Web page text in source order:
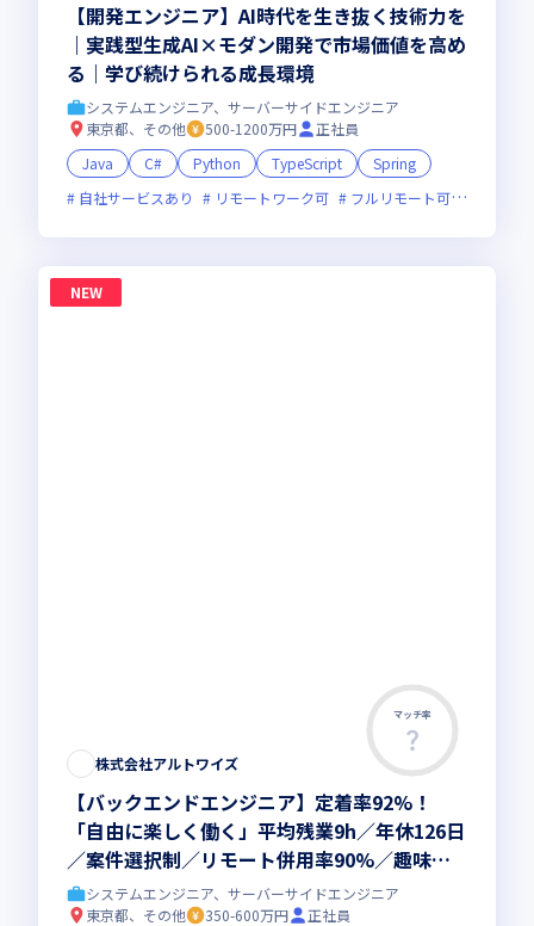
【開発エンジニア】AI時代を生き抜く技術力を
｜実践型生成AI×モダン開発で市場価値を高め
る｜学び続けられる成長環境
システムエンジニア、サーバーサイドエンジニア
東京都、その他
500-1200万円
正社員
Java
C# Python TypeScript
Spring
自社サービスあり
リモートワーク可 フルリモート可
NEW
マッチ率
株式会社アルトワイズ
【バックエンドエンジニア】定着率92%！
「自由に楽しく働く」平均残業9h／年休126日
／案件選択制／リモート併用率90%／趣味手
当／趣味休暇
システムエンジニア、サーバーサイドエンジニア
東京都、その他
350-600万円
正社員